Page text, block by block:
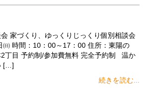
家づくり、ゆっくりじっくり個別相談会
㈰ 時間：10：00～17：00 住所：東陽の
丁目 予約制/参加費無料 完全予約制 温か
[…]
続きを読む...